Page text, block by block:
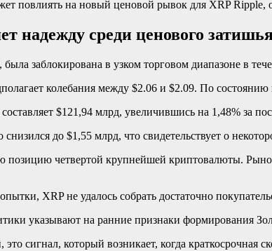
повлиять на новый ценовой рывок для XRP Ripple,
надежду среди ценового
заблокирована в узком торговом диапазоне в
колебания между $2.06 и $2.09. По
$121,94 млрд, увеличившись на 1,48% за
до $1,55 млрд, что свидетельствует о
позицию четвертой крупнейшей криптовалюты.
XRP не удалось собрать достаточно
указывают на ранние признаки формирования
сигнал, который возникает, когда краткосрочная